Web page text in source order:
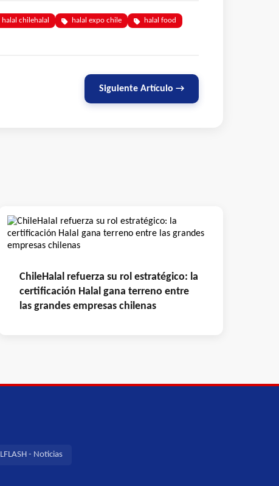
halal chilehalal halal expo chile
halal food
Siguiente Artículo →
ChileHalal refuerza su rol estratégico: la
certificación Halal gana terreno entre
las grandes empresas chilenas
- Noticias